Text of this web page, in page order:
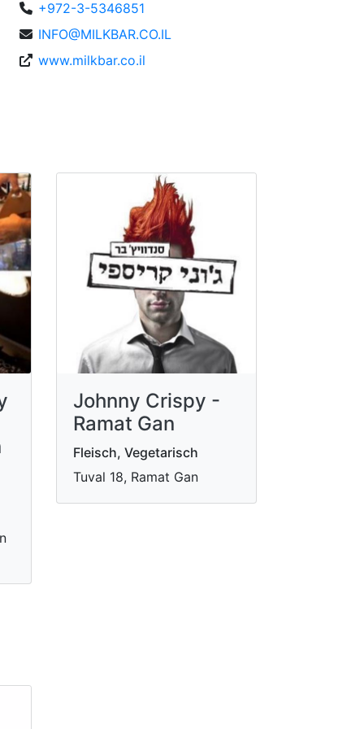
+972-3-5346851
INFO@MILKBAR.CO.IL
www.milkbar.co.il
Johnny Crispy -
Ramat Gan
Fleisch, Vegetarisch
Tuval 18, Ramat Gan